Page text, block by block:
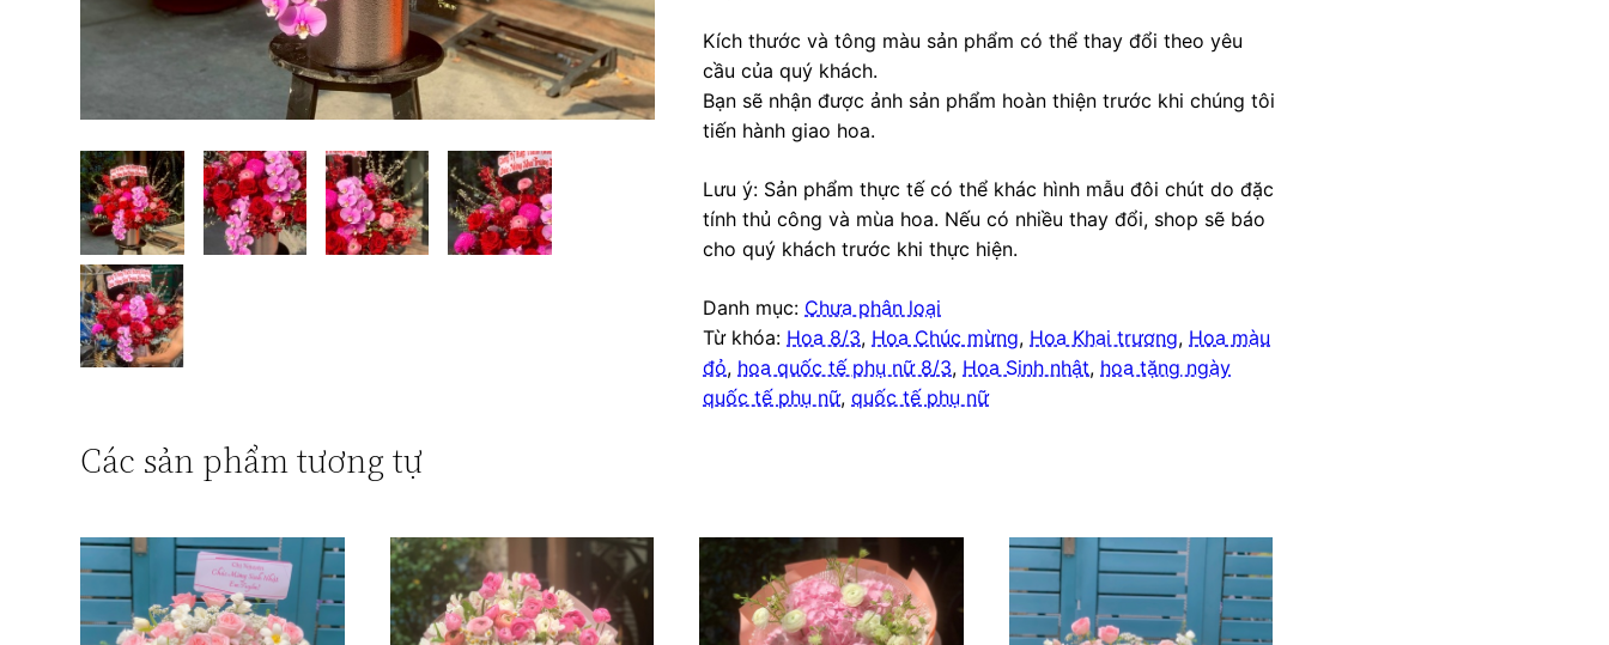
Kích thước và tông màu sản phẩm có thể thay đổi theo yêu
cầu của quý khách.
Bạn sẽ nhận được ảnh sản phẩm hoàn thiện trước khi chúng tôi
tiến hành giao hoa.
Lưu ý: Sản phẩm thực tế có thể khác hình mẫu đôi chút do đặc
tính thủ công và mùa hoa. Nếu có nhiều thay đổi, shop sẽ báo
cho quý khách trước khi thực hiện.
Danh mục: Chưa phân loại
Từ khóa: Hoa 8/3, Hoa Chúc mừng, Hoa Khai trương, Hoa màu
đỏ, hoa quốc tế phụ nữ 8/3, Hoa Sinh nhật, hoa tặng ngày
quốc tế phụ nữ,quốc tế phụ nữ
Các sản phẩm tương tự